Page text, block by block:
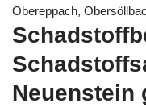
Obereppach,
Neuenstein